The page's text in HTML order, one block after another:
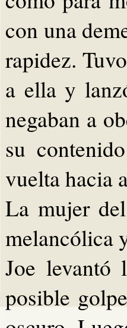
con una
rapidez.
a ella y
negaban a
su
vuelta hacia
La mujer
melancólica
Joe levantó
posible